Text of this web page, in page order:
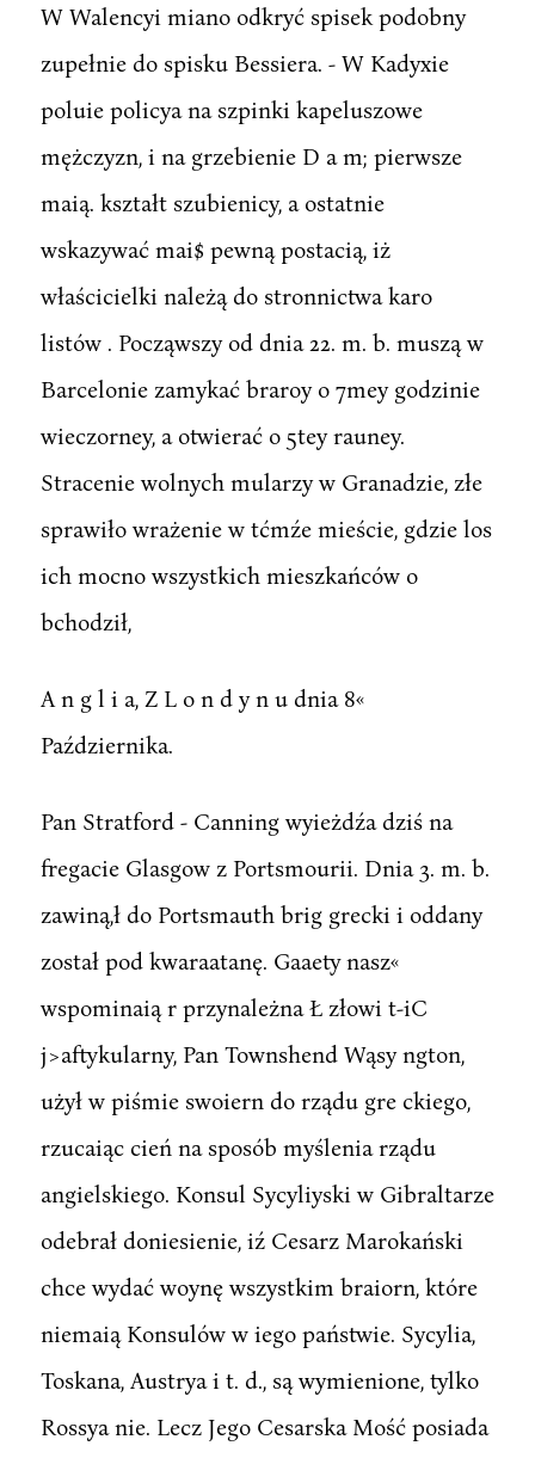
W Walencyi miano odkryć spisek podobny
zupełnie do spisku Bessiera. - W Kadyxie
poluie policya na szpinki kapeluszowe
mężczyzn, i na grzebienie D a m; pierwsze
maią. kształt szubienicy, a ostatnie
wskazywać mai$ pewną postacią, iż
właścicielki należą do stronnictwa karo
listów . Począwszy od dnia 22. m. b. muszą w
Barcelonie zamykać braroy o 7mey godzinie
wieczorney, a otwierać o 5tey rauney.
Stracenie wolnych mularzy w Granadzie, złe
sprawiło wrażenie w tćmźe mieście, gdzie los
ich mocno wszystkich mieszkańców o
bchodził,
A n g l i a, Z L o n d y n u dnia 8«
Października.
Pan Stratford - Canning wyieżdźa dziś na
fregacie Glasgow z Portsmourii. Dnia 3. m. b.
zawiną,ł do Portsmauth brig grecki i oddany
został pod kwaraatanę. Gaaety nasz«
wspominaią r przynależna Ł złowi t-iC
j>aftykularny, Pan Townshend Wąsy ngton,
użył w piśmie swoiern do rządu gre ckiego,
rzucaiąc cień na sposób myślenia rządu
angielskiego. Konsul Sycyliyski w Gibraltarze
odebrał doniesienie, iź Cesarz Marokański
chce wydać woynę wszystkim braiorn, które
niemaią Konsulów w iego państwie. Sycylia,
Toskana, Austrya i t. d., są wymienione, tylko
Rossya nie. Lecz Jego Cesarska Mość posiada